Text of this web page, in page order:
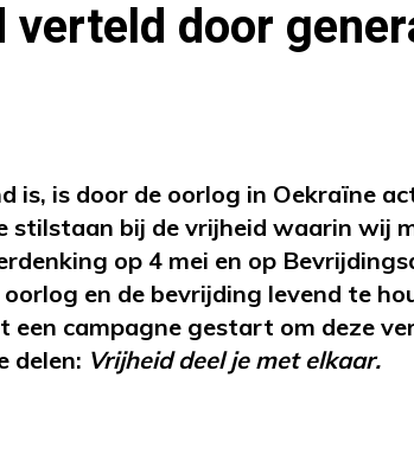
door
is, is door de oorlog in Oekraïne
stilstaan bij de vrijheid waarin wij
op 4 mei en op
en de bevrijding levend te
een campagne gestart om deze
delen: Vrijheid deel je met elkaar.